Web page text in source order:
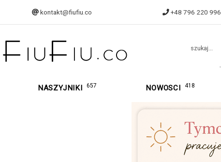
kontakt@fiufiu.co +48 796 220 996
szukaj...
NASZYJNIKI 657 NOWOSCI 418